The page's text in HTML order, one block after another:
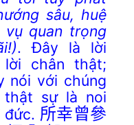
sâu, huệ
vụ quan trọng
. Đây là lời
chân thật;
nói với chúng
sự là noi
đức. 所幸曾參